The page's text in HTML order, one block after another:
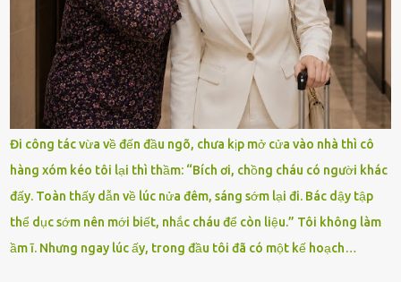
Đi công tác vừa về đến đầu ngõ, chưa kịp mở cửa vào nhà thì cô
hàng xóm kéo tôi lại thì thầm: “Bích ơi, chồng cháu có người khác
đấy. Toàn thấy dẫn về lúc nửa đêm, sáng sớm lại đi. Bác dậy tập
thể dục sớm nên mới biết, nhắc cháu để còn liệu.” Tôi không làm
ầm ĩ. Nhưng ngay lúc ấy, trong đầu tôi đã có một kế hoạch…